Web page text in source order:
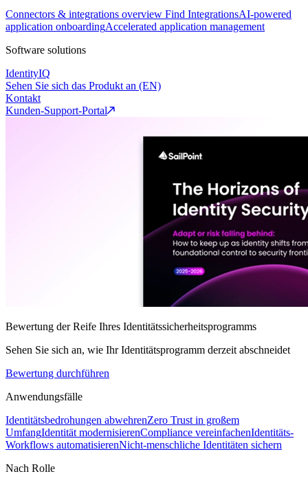
Connectors & integrations overview Find IntegrationsAI-powered
application onboardingAccelerated application management
Software solutions
IdentityIQ
Sehen Sie sich das Produkt an (EN)
Kontakt
Kunden-Support-Portal
Bewertung der Reife Ihres Identitätssicherheitsprogramms
Sehen Sie sich an, wie Ihr Identitätsprogramm derzeit abschneidet
Bewertung durchführen
Anwendungsfälle
Identitätsbedrohungen abwehrenZero Trust in großem
UmfangIdentität modernisierenCompliance vereinfachenIdentitäts-
Workflows automatisierenNicht-menschliche Identitäten sichern
Nach Rolle